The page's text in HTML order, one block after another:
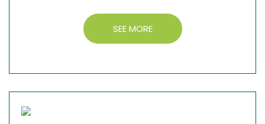
SEE MORE